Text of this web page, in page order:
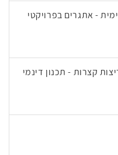
- אתגרים בפרויקטי
קצרות - תכנון דינמי